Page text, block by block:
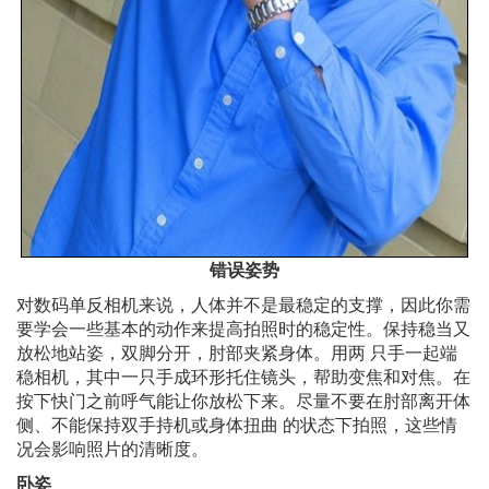
错误姿势
对数码单反相机来说，人体并不是最稳定的支撑，因此你需
要学会一些基本的动作来提高拍照时的稳定性。保持稳当又
放松地站姿，双脚分开，肘部夹紧身体。用两 只手一起端
稳相机，其中一只手成环形托住镜头，帮助变焦和对焦。在
按下快门之前呼气能让你放松下来。尽量不要在肘部离开体
侧、不能保持双手持机或身体扭曲 的状态下拍照，这些情
况会影响照片的清晰度。
卧姿